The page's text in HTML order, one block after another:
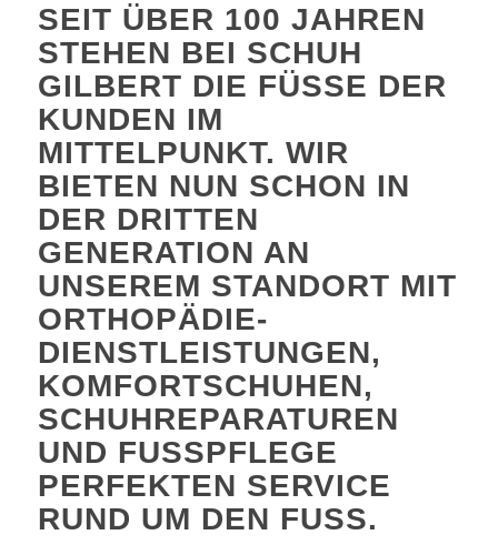
SEIT ÜBER 100 JAHREN
STEHEN BEI SCHUH
GILBERT DIE FÜSSE DER K
UNDEN IM M
ITTELPUNKT. WIR B
IETEN NUN SCHON IN D
ER DRITTEN G
ENERATION AN U
NSEREM STANDORT MIT O
RTHOPÄDIE-D
IENSTLEISTUNGEN, K
OMFORTSCHUHEN, S
CHUHREPARATUREN U
ND FUSSPFLEGE PE
RFEKTEN SERVICE RU
ND UM DEN FUSS.